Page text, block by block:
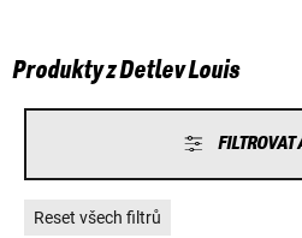
Produkty z Detlev Louis
FILTROVAT
Reset všech filtrů